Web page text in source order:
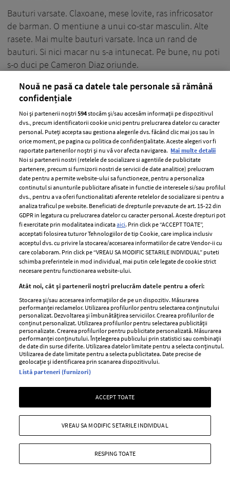
Bauturi varsate. Claxoane, mese lovite, ras infricosator
de barman. O mentiune a unui co-star masculin. Alte
rasete. Mai multe bauturi varsate. Inca un rand de
bauturi. Si nici macar nu s-a intunecat. Pe bune, nu poti
s-o duci pe Cameron Diaz oriunde.
+ MAI MULTE
Premiile Oscar 2013 – Top 10 best &
worst dressed
Cristina Craciun, fashion editor ELLE, face o scurta
analiza a aparitiilor inspirate sau, din contra, nereusite
de la Premiile Oscar 2013!
+ MAI MULTE
Nouă ne pasă ca datele tale personale să rămână
confidențiale
Noi și partenerii noștri594stocăm și/sau accesăm informații pe dispozitivul
dvs., precum identificatorii cookie unici pentru prelucrarea datelor cu caracter
personal. Puteți accepta sau gestiona alegerile dvs. făcând clic mai jos sau în
orice moment, pe pagina cu politica de confidențialitate. Aceste alegeri vor fi
raportate partenerilor noștri și nu vă vor afecta navigarea. Mai multe detalii
Noi si partenerii nostri (retelele de socializare si agentiile de publicitate
partenere, precum si furnizorii nostri de servicii de date analitice) prelucram
date pentru a permite website-ului sa functioneze, pentru a personaliza
continutul si anunturile publicitare afisate in functie de interesele si/sau profilul
dvs., pentru a va oferi functionalitati aferente retelelor de socializare si pentru a
analiza traficul pe website. Beneficiati de drepturile prevazute de art. 15-22 din
GDPR in legatura cu prelucrarea datelor cu caracter personal. Aceste drepturi pot
fi exercitate prin modalitatea indicataaici. Prin click pe “ACCEPT TOATE”,
acceptati folosirea tuturor Tehnologiilor de tip Cookie, care implica inclusiv
acceptul dvs. cu privire la stocarea/accesarea informatiilor de catre Vendor-ii cu
care colaboram. Prin click pe “VREAU SA MODIFIC SETARILE INDIVIDUAL” puteti
schimba preferintele in mod individual, mai putin cele legate de cookie strict
necesare pentru functionarea website-ului.
Atât noi, cât și partenerii noștri prelucrăm datele pentru a oferi:
Stocarea și/sau accesarea informațiilor de pe un dispozitiv. Măsurarea
performanței reclamelor. Utilizarea profilurilor pentru selectarea conținutului
personalizat. Dezvoltarea și îmbunătățirea serviciilor. Crearea profilurilor de
conținut personalizat. Utilizarea profilurilor pentru selectarea publicității
personalizate. Crearea profilurilor pentru publicitate personalizată. Măsurarea
performanței conținutului. Înțelegerea publicului prin statistici sau combinații
de date din surse diferite. Utilizarea datelor limitate pentru a selecta conținutul.
Utilizarea de date limitate pentru a selecta publicitatea. Date precise de
geolocație și identificarea prin scanarea dispozitivului.
Listă parteneri (furnizori)
ACCEPT TOATE
RESPING TOATE
VREAU SA MODIFIC SETARILE INDIVIDUAL